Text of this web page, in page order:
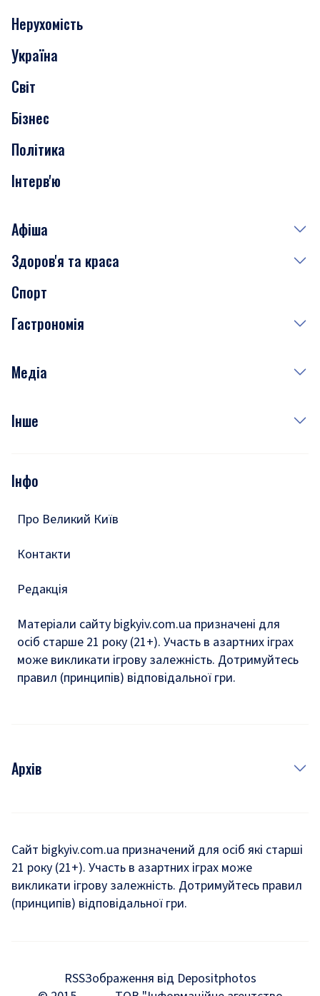
Події
Скандали
Нерухомість
Транспорт
Нерухомість
Україна
Світ
Бізнес
Політика
Інтерв'ю
Афіша
Сьогодні
Завтра
Субота
Здоров'я та краса
Медицина
Краса
Спорт
Гастрономія
Рецепти
Медіа
Фото
Подкасти
Інше
Тести
Інфо
Про Великий Київ
Контакти
Редакція
Матеріали сайту bigkyiv.com.ua призначені для
осіб старше 21 року (21+). Участь в азартних іграх
може викликати ігрову залежність. Дотримуйтесь
правил (принципів) відповідальної гри.
Архів
Комуналка
Хроніки війни
Мегаполіс
Сайт bigkyiv.com.ua призначений для осіб які старші
21 року (21+). Участь в азартних іграх може
викликати ігрову залежність. Дотримуйтесь правил
(принципів) відповідальної гри.
RSSЗображення від Depositphotos